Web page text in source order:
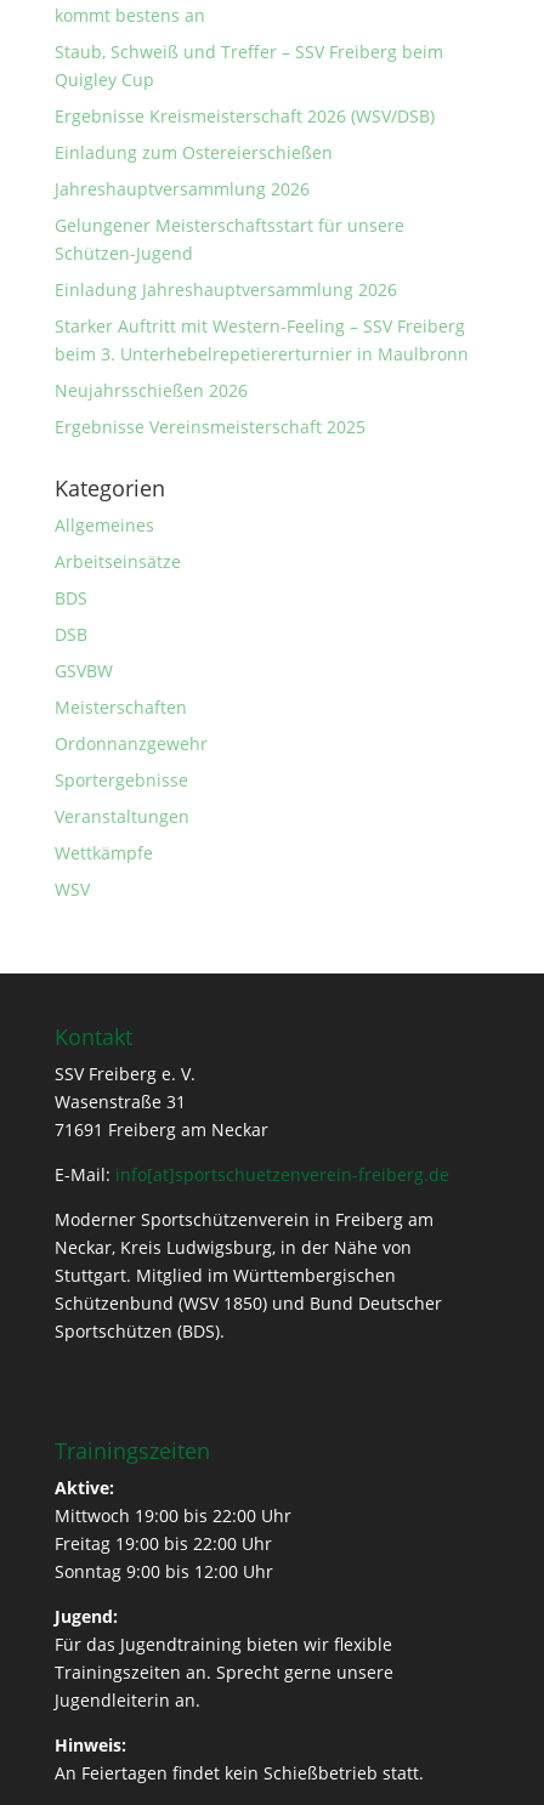
kommt bestens an
Staub, Schweiß und Treffer – SSV Freiberg beim
Quigley Cup
Ergebnisse Kreismeisterschaft 2026 (WSV/DSB)
Einladung zum Ostereierschießen
Jahreshauptversammlung 2026
Gelungener Meisterschaftsstart für unsere
Schützen-Jugend
Einladung Jahreshauptversammlung 2026
Starker Auftritt mit Western-Feeling – SSV Freiberg
beim 3. Unterhebelrepetiererturnier in Maulbronn
Neujahrsschießen 2026
Ergebnisse Vereinsmeisterschaft 2025
Kategorien
Allgemeines
Arbeitseinsätze
BDS
DSB
GSVBW
Meisterschaften
Ordonnanzgewehr
Sportergebnisse
Veranstaltungen
Wettkämpfe
WSV
Kontakt
SSV Freiberg e. V.
Wasenstraße 31
71691 Freiberg am Neckar
E-Mail: info[at]sportschuetzenverein-freiberg.de
Moderner Sportschützenverein in Freiberg am
Neckar, Kreis Ludwigsburg, in der Nähe von
Stuttgart. Mitglied im Württembergischen
Schützenbund (WSV 1850) und Bund Deutscher
Sportschützen (BDS).
Trainingszeiten
Aktive:
Mittwoch 19:00 bis 22:00 Uhr
Freitag 19:00 bis 22:00 Uhr
Sonntag 9:00 bis 12:00 Uhr
Jugend:
Für das Jugendtraining bieten wir flexible
Trainingszeiten an. Sprecht gerne unsere
Jugendleiterin an.
Hinweis:
An Feiertagen findet kein Schießbetrieb statt.